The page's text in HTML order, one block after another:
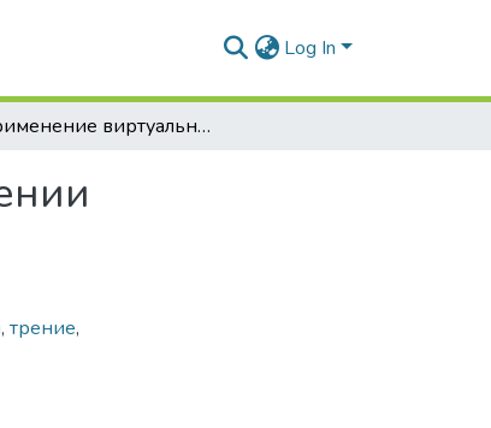
Log In
Применение виртуальных лабораторий при изучении общеинженерных дисциплин
, трение,